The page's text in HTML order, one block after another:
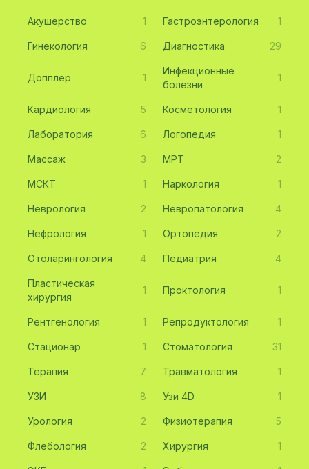
Акушерство 1 Гастроэнтерология 1
Гинекология 6 Диагностика 29
Допплер 1
Инфекционные
болезни
1
Кардиология 5 Косметология 1
Лаборатория 6 Логопедия 1
Массаж 3 МРТ 2
МСКТ 1 Наркология 1
Неврология 2 Невропатология 4
Нефрология 1 Ортопедия 2
Отоларингология 4 Педиатрия 4
Пластическая
хирургия
1 Проктология 1
Рентгенология 1 Репродуктология 1
Стационар 1 Стоматология 31
Терапия 7 Травматология 1
УЗИ 8 Узи 4D 1
Урология 2 Физиотерапия 5
Флебология 2 Хирургия 1